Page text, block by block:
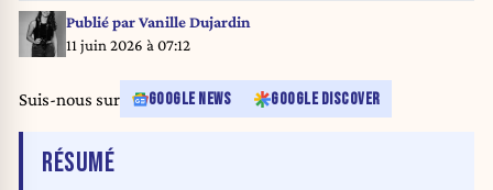
Publié parVanille Dujardin
11 juin 2026 à 07:12
Suis-nous sur GOOGLE NEWS GOOGLE DISCOVER
RÉSUMÉDE L'ARTICLE